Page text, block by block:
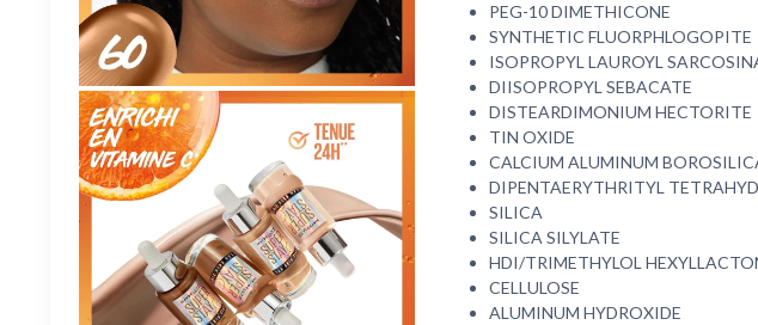
PEG-10 DIMETHICONE
SYNTHETIC FLUORPHLOGOPITE
ISOPROPYL LAUROYL
DIISOPROPYL SEBACATE
DISTEARDIMONIUM HECTORITE
TIN OXIDE
CALCIUM ALUMINUM
DIPENTAERYTHRITYL
SILICA
SILICA SILYLATE
HDI/TRIMETHYLOL
CELLULOSE
ALUMINUM HYDROXIDE